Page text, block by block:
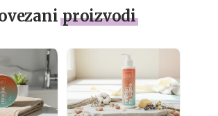
proizvodi